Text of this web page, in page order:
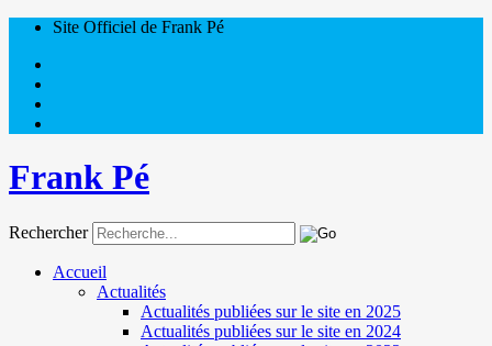
Site Officiel de Frank Pé
Frank Pé
Rechercher
Accueil
Actualités
Actualités publiées sur le site en 2025
Actualités publiées sur le site en 2024